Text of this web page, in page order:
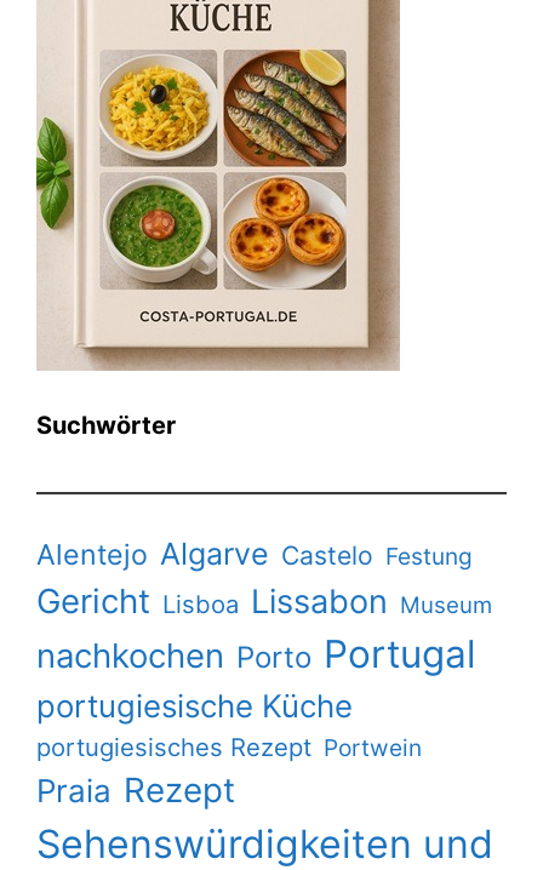
Suchwörter
Alentejo Algarve Castelo Festung
Gericht Lisboa Lissabon Museum
nachkochen Porto Portugal
portugiesische Küche
portugiesisches Rezept Portwein
Praia Rezept
Sehenswürdigkeiten und